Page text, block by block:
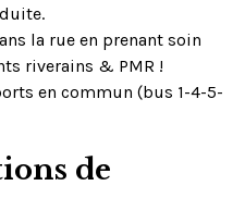
la rue en prenant soin
riverains & PMR !
en commun (bus 1-4-5-
de